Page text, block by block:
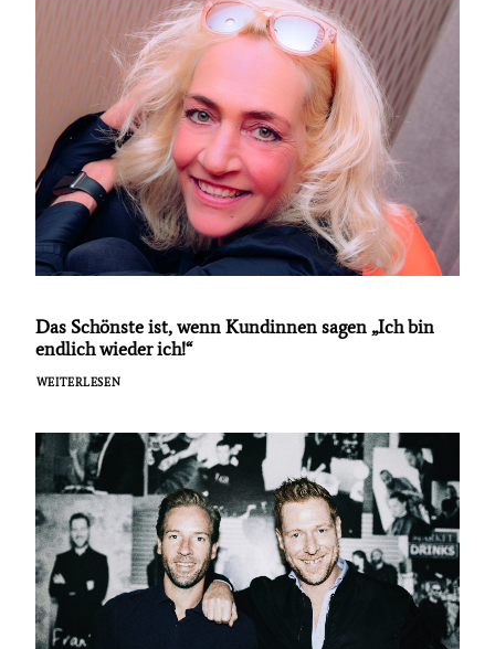
Das Schönste ist, wenn Kundinnen sagen „Ich bin
endlich wieder ich!“
WEITERLESEN